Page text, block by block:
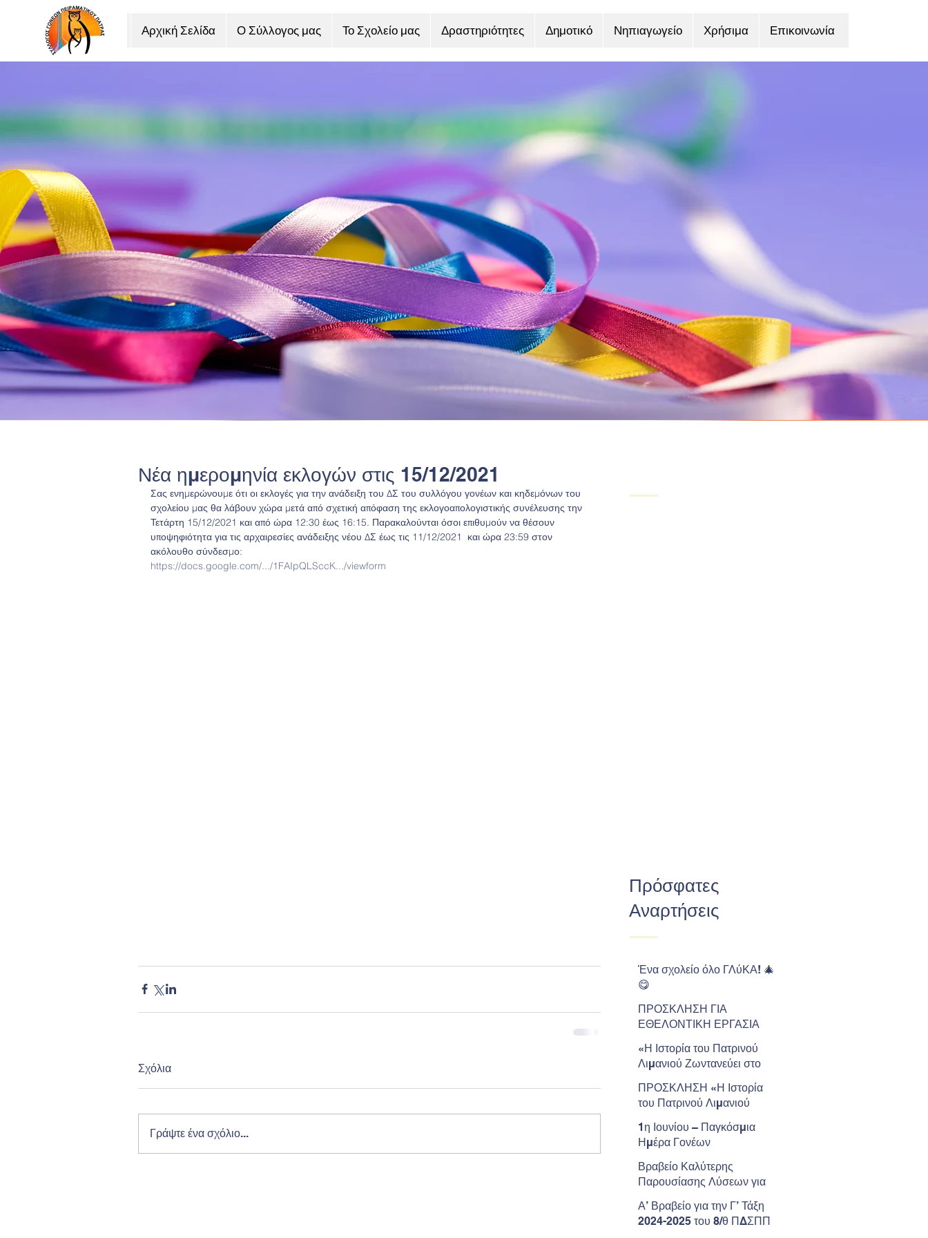
Αρχική Σελίδα Ο Σύλλογος μας Το Σχολείο μας Δραστηριότητες Δημοτικό Νηπιαγωγείο Χρήσιμα Επικοινωνία
Πρόσφατες
Αναρτήσεις
Ένα σχολείο όλο ΓΛύΚΑ! 🎄
😋
ΠΡΟΣΚΛΗΣΗ ΓΙΑ
ΕΘΕΛΟΝΤΙΚΗ ΕΡΓΑΣΙΑ
«Η Ιστορία του Πατρινού
Λιμανιού Ζωντανεύει στο
ΠΡΟΣΚΛΗΣΗ «Η Ιστορία
του Πατρινού Λιμανιού
1η Ιουνίου – Παγκόσμια
Ημέρα Γονέων
Βραβείο Καλύτερης
Παρουσίασης Λύσεων για
το Νηπιαγωγείο μας.
Α’ Βραβείο για την Γ’ Τάξη
2024-2025 του 8/θ ΠΔΣΠΠ
Νέα ημερομηνία εκλογών στις 15/12/2021
Σας ενημερώνουμε ότι οι εκλογές για την ανάδειξη του ΔΣ του συλλόγου γονέων και κηδεμόνων του
σχολείου μας θα λάβουν χώρα μετά από σχετική απόφαση της εκλογοαπολογιστικής συνέλευσης την
Τετάρτη 15/12/2021 και από ώρα 12:30 έως 16:15. Παρακαλούνται όσοι επιθυμούν να θέσουν
υποψηφιότητα για τις αρχαιρεσίες ανάδειξης νέου ΔΣ έως τις 11/12/2021  και ώρα 23:59 στον
ακόλουθο σύνδεσμο:
https://docs.google.com/.../1FAIpQLSccK.../viewform
Σχόλια
Γράψτε ένα σχόλιο...